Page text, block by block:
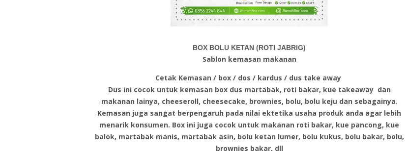
BOX BOLU KETAN (ROTI JABRIG)
Sablon kemasan makanan
Cetak Kemasan / box / dos / kardus / dus take away
Dus ini cocok untuk kemasan box dus martabak, roti bakar, kue takeaway dan
makanan lainya, cheeseroll, cheesecake, brownies, bolu, bolu keju dan sebagainya.
Kemasan juga sangat berpengaruh pada nilai ektetika usaha produk anda agar lebih
menarik konsumen. Box ini juga cocok untuk makanan roti bakar, kue pancong, kue
balok, martabak manis, martabak asin, bolu ketan lumer, bolu kukus, bolu bakar, bolu,
brownies bakar, dll